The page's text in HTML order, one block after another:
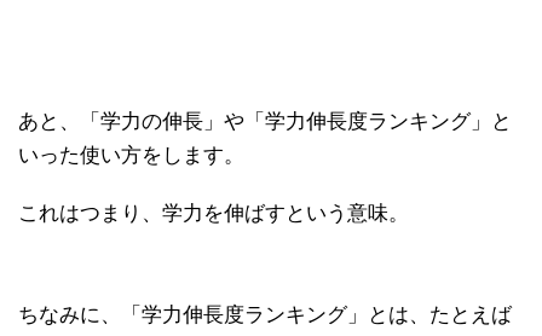
あと、「学力の伸長」や「学力伸長度ランキング」と
いった使い方をします。
これはつまり、学力を伸ばすという意味。
ちなみに、「学力伸長度ランキング」とは、たとえば